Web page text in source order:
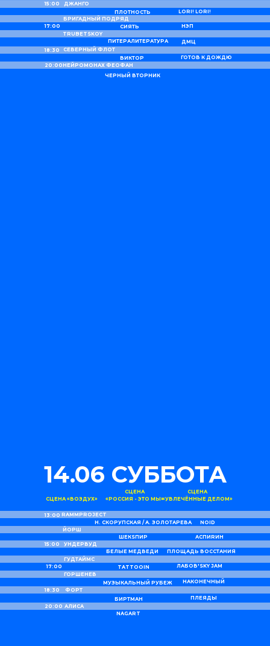
15:00
17:00
18:30
20:00
БРИГАДНЫЙ ПОДРЯД
TRUBETSKOY
СЕВЕРНЫЙ ФЛОТ
НЕЙРОМОНАХ ФЕОФАН
ДЖАНГО
СИЯТЬ
ПИТЕРАЛИТЕРАТУРА
ЧЕРНЫЙ ВТОРНИК
ВИКТОР
НЭП
ГОТОВ К ДОЖДЮ
ДМЦ
LORI! LORI!
ПЛОТНОСТЬ
14.06 СУББОТА
СЦЕНА «ВОЗДУХ»
СЦЕНА
«РОССИЯ - ЭТО МЫ»
СЦЕНА
«УВЛЕЧЁННЫЕ ДЕЛОМ»
13:00
15:00
17:00
18:30
20:00
RAMMPROJECT
ЙОРШ
ГУДТАЙМС
ГОРШЕНЕВ
ФОРТ
АЛИСА
УНДЕРВУД
TATTOOIN
МУЗЫКАЛЬНЫЙ РУБЕЖ
NAGART
БИРТМАН
ЛАБОВ'SKY JAM
ПЛЕЯДЫ
НАКОНЕЧНЫЙ
ПЛОЩАДЬ ВОССТАНИЯ
АСПИRИН
NOID
Н. СКОРУПСКАЯ / А. ЗОЛОТАРЕВА
ШЕКSПИР
БЕЛЫЕ МЕДВЕДИ